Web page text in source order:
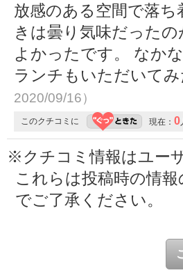
放感のある空間で落
きは曇り気味だった
よかったです。 なか
ランチもいただいて
2020/09/16）
このクチコミに 現在： 0
※クチコミ情報はユー
これらは投稿時の情
でご了承ください。